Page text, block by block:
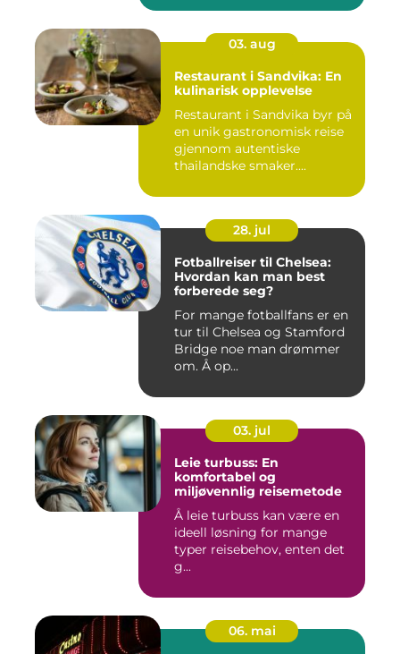
03. aug
Restaurant i Sandvika: En
kulinarisk opplevelse
Restaurant i Sandvika byr på
en unik gastronomisk reise
gjennom autentiske
thailandske smaker....
28. jul
Fotballreiser til Chelsea:
Hvordan kan man best
forberede seg?
For mange fotballfans er en
tur til Chelsea og Stamford
Bridge noe man drømmer
om. Å op...
03. jul
Leie turbuss: En
komfortabel og
miljøvennlig reisemetode
Å leie turbuss kan være en
ideell løsning for mange
typer reisebehov, enten det
g...
06. mai